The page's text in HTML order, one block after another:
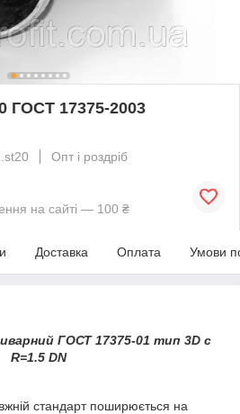
ГОСТ 17375-2003
Опт і роздріб
на сайті — 100 ₴
Доставка Оплата Умови
ГОСТ 17375-01 тип 3D c
R=1.5 DN
стандарт поширюється на